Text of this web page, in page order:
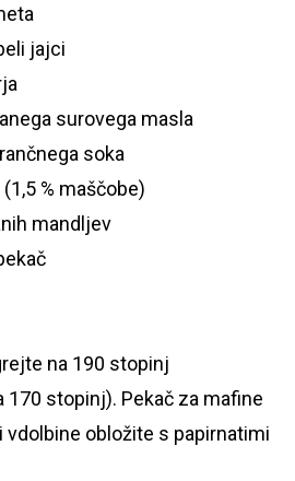
jajci
surovega masla
soka
% maščobe)
mandljev
na 190 stopinj
170 stopinj). Pekač za mafine
vdolbine obložite s papirnatimi